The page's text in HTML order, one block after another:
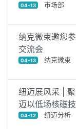
04-13 市场部
纳克微束邀您
交流会
04-13 纳克微束
纽迈展风采 |
迈以低场核磁
04-12 纽迈分析